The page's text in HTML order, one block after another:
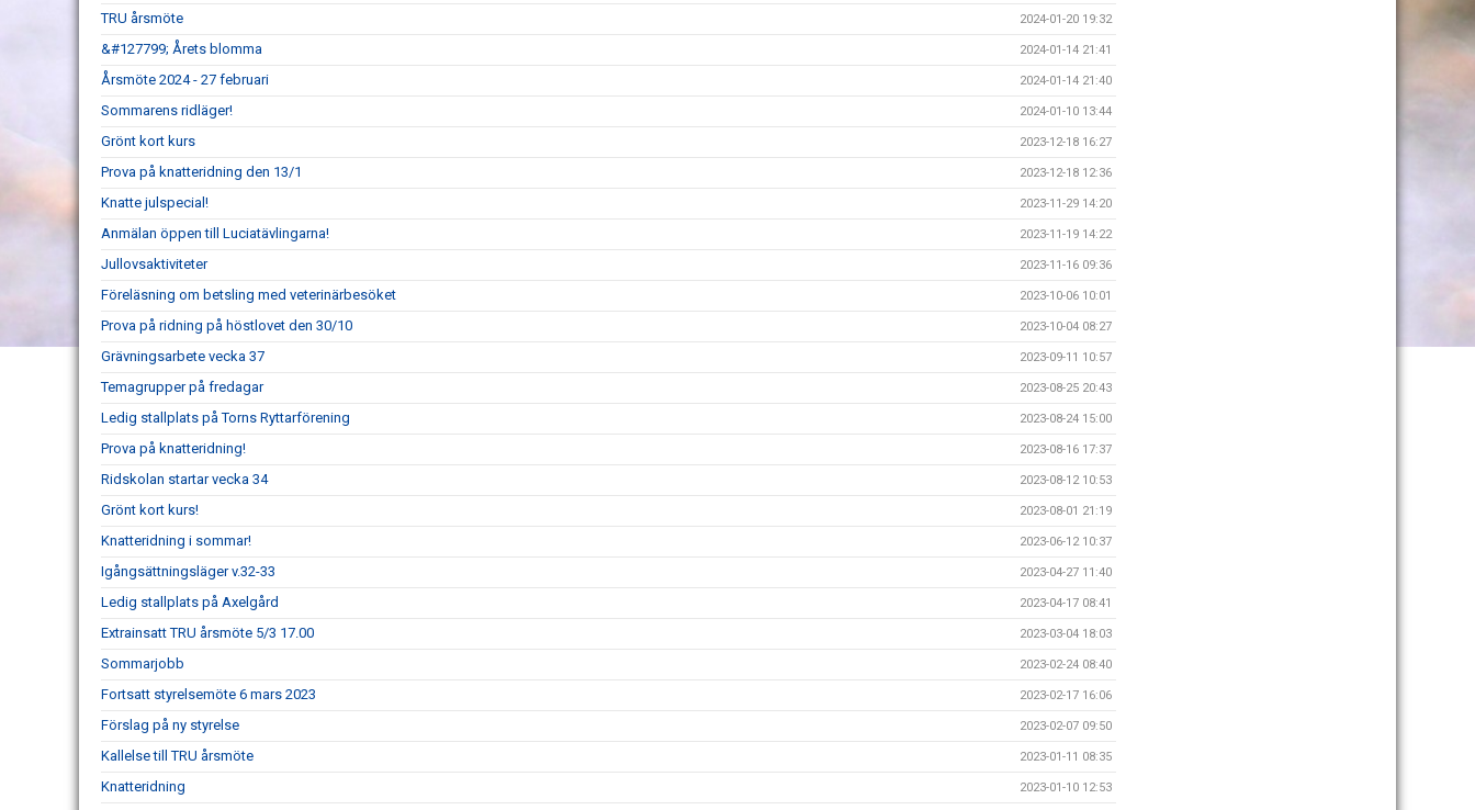
TRU årsmöte 2024-01-20 19:32
&#127799; Årets blomma 2024-01-14 21:41
Årsmöte 2024 - 27 februari 2024-01-14 21:40
Sommarens ridläger! 2024-01-10 13:44
Grönt kort kurs 2023-12-18 16:27
Prova på knatteridning den 13/1 2023-12-18 12:36
Knatte julspecial! 2023-11-29 14:20
Anmälan öppen till Luciatävlingarna! 2023-11-19 14:22
Jullovsaktiviteter 2023-11-16 09:36
Föreläsning om betsling med veterinärbesöket 2023-10-06 10:01
Prova på ridning på höstlovet den 30/10 2023-10-04 08:27
Grävningsarbete vecka 37 2023-09-11 10:57
Temagrupper på fredagar 2023-08-25 20:43
Ledig stallplats på Torns Ryttarförening 2023-08-24 15:00
Prova på knatteridning! 2023-08-16 17:37
Ridskolan startar vecka 34 2023-08-12 10:53
Grönt kort kurs! 2023-08-01 21:19
Knatteridning i sommar! 2023-06-12 10:37
Igångsättningsläger v.32-33 2023-04-27 11:40
Ledig stallplats på Axelgård 2023-04-17 08:41
Extrainsatt TRU årsmöte 5/3 17.00 2023-03-04 18:03
Sommarjobb 2023-02-24 08:40
Fortsatt styrelsemöte 6 mars 2023 2023-02-17 16:06
Förslag på ny styrelse 2023-02-07 09:50
Kallelse till TRU årsmöte 2023-01-11 08:35
Knatteridning 2023-01-10 12:53